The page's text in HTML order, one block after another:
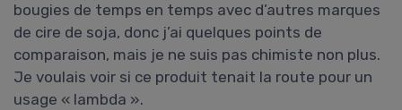
bougies de temps en temps avec d’autres marques
de cire de soja, donc j’ai quelques points de
comparaison, mais je ne suis pas chimiste non plus.
Je voulais voir si ce produit tenait la route pour un
usage « lambda ».